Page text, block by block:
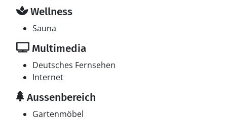
Wellness
Sauna
Multimedia
Deutsches Fernsehen
Internet
Aussenbereich
Gartenmöbel